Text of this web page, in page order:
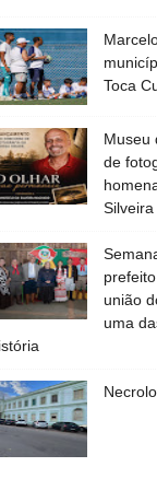
Toca
Museu
de
união
uma